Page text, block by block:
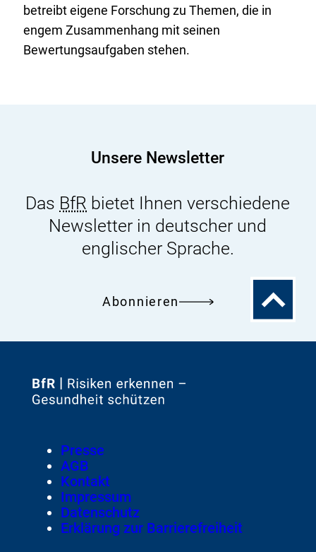
betreibt eigene Forschung zu Themen, die in
engem Zusammenhang mit seinen
Bewertungsaufgaben stehen.
Unsere Newsletter
Das BfR bietet Ihnen verschiedene
Newsletter in deutscher und
englischer Sprache.
Abonnieren
Zum
Zur
Footer
Meta-
Navigation
Presse
AGB
Kontakt
Impressum
Datenschutz
Erklärung zur Barrierefreiheit